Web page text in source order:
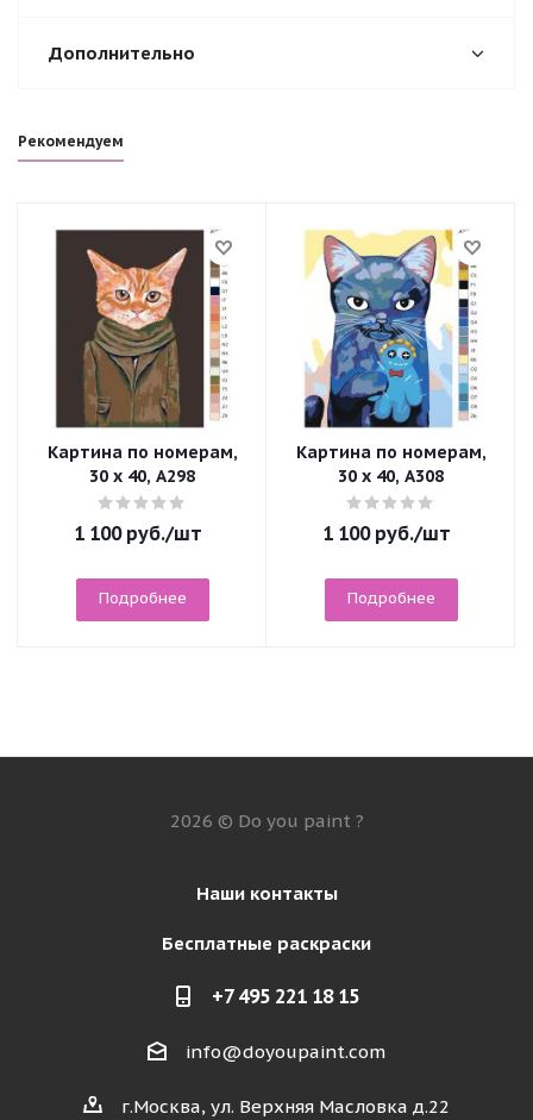
Дополнительно
Рекомендуем
Картина по номерам,
30 x 40, A298
1 100руб./шт
Подробнее
Картина по номерам,
30 x 40, A308
1 100руб./шт
Подробнее
2026 © Do you paint ?
Наши контакты
Бесплатные раскраски
+7 495 221 18 15
info@doyoupaint.com
г.Москва, ул. Верхняя Масловка д.22